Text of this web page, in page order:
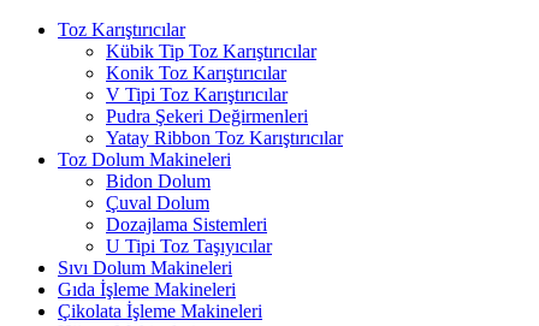
Toz Karıştırıcılar
Kübik Tip Toz Karıştırıcılar
Konik Toz Karıştırıcılar
V Tipi Toz Karıştırıcılar
Pudra Şekeri Değirmenleri
Yatay Ribbon Toz Karıştırıcılar
Toz Dolum Makineleri
Bidon Dolum
Çuval Dolum
Dozajlama Sistemleri
U Tipi Toz Taşıyıcılar
Sıvı Dolum Makineleri
Gıda İşleme Makineleri
Çikolata İşleme Makineleri